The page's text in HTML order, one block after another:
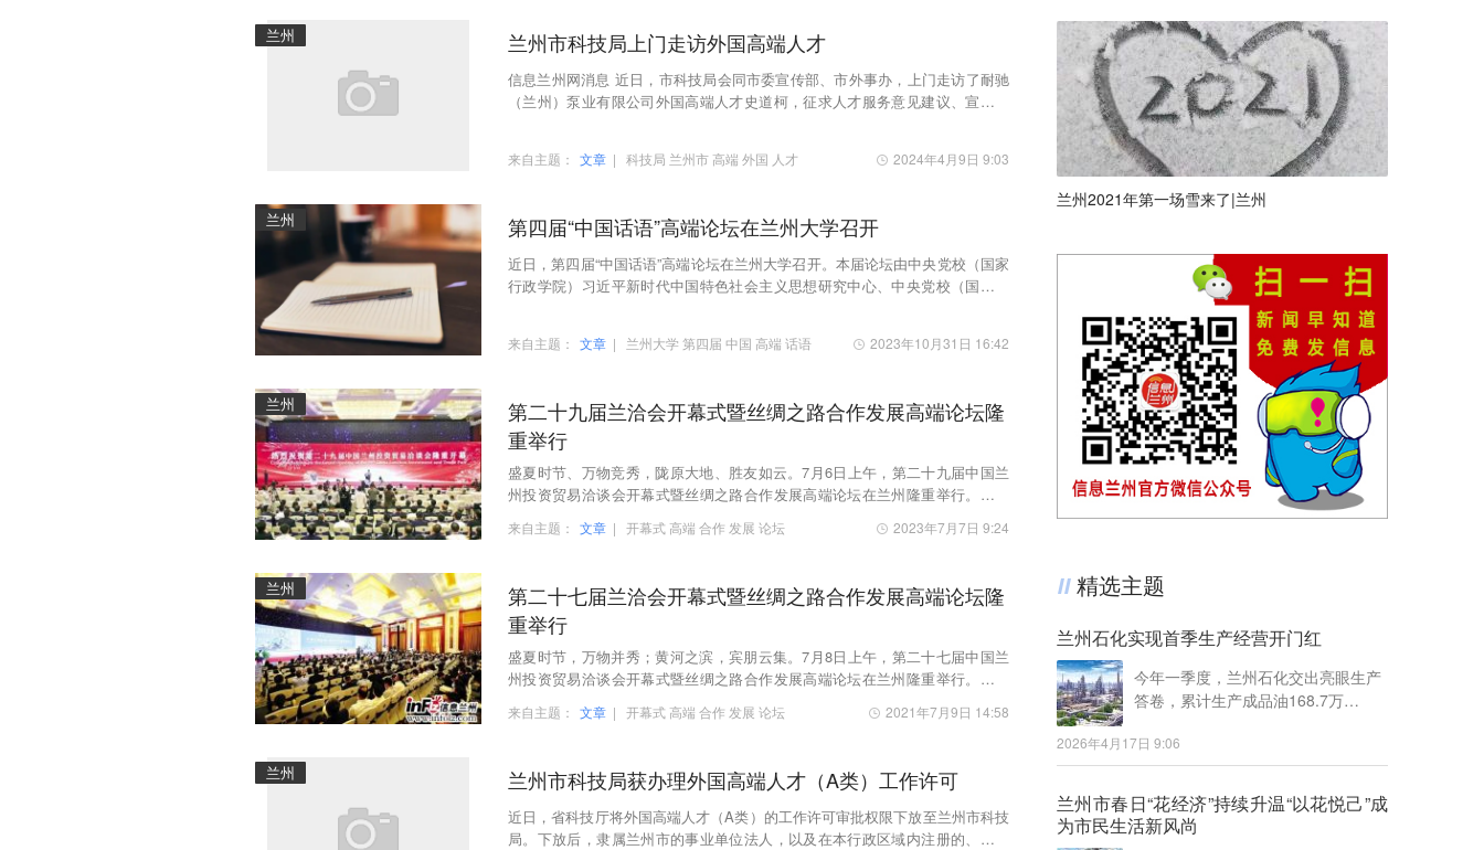
兰州 兰州市科技局上门走访外国高端人才
信息兰州网消息 近日，市科技局会同市委宣传部、市外事办，上门走访了耐驰
（兰州）泵业有限公司外国高端人才史道柯，征求人才服务意见建议、宣传企
来自主题： 文章 | 科技局 兰州市高端 外国 人才 2024年4月9日 9:03
兰州 第四届“中国话语”高端论坛在兰州大学召开
近日，第四届“中国话语”高端论坛在兰州大学召开。本届论坛由中央党校（国家
行政学院）习近平新时代中国特色社会主义思想研究中心、中央党校（国家行
来自主题： 文章 | 兰州大学 第四届 中国 高端 话语 2023年10月31日 16:42
兰州
第二十九届兰洽会开幕式暨丝绸之路合作发展高端论坛隆
重举行
盛夏时节、万物竞秀，陇原大地、胜友如云。7月6日上午，第二十九届中国兰
州投资贸易洽谈会开幕式暨丝绸之路合作发展高端论坛在兰州隆重举行。全国
来自主题： 文章 | 开幕式 高端 合作 发展 论坛 2023年7月7日 9:24
兰州
第二十七届兰洽会开幕式暨丝绸之路合作发展高端论坛隆
重举行
盛夏时节，万物并秀；黄河之滨，宾朋云集。7月8日上午，第二十七届中国兰
州投资贸易洽谈会开幕式暨丝绸之路合作发展高端论坛在兰州隆重举行。本届
来自主题： 文章 | 开幕式 高端 合作 发展 论坛 2021年7月9日 14:58
兰州 兰州市科技局获办理外国高端人才（A类）工作许可
近日，省科技厅将外国高端人才（A类）的工作许可审批权限下放至兰州市科技
局。下放后，隶属兰州市的事业单位法人，以及在本行政区域内注册的、营业
兰州2021年第一场雪来了|兰州
精选主题
兰州石化实现首季生产经营开门红
今年一季度，兰州石化交出亮眼生产
答卷，累计生产成品油168.7万…
2026年4月17日 9:06
兰州市春日“花经济”持续升温“以花悦己”成
为市民生活新风尚